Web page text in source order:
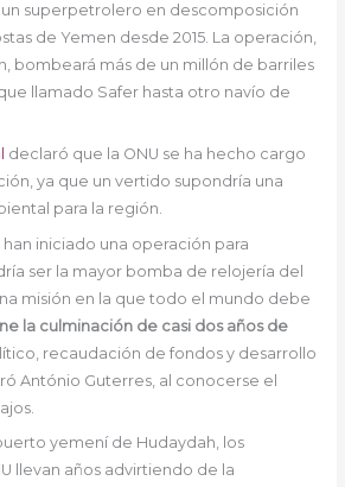
superpetrolero en descomposición
de Yemen desde 2015. La operación,
bombeará más de un millón de barriles
llamado Safer hasta otro navío de
declaró que la ONU se ha hecho cargo
ya que un vertido supondría una
para la región.
han iniciado una operación para
ser la mayor bomba de relojería del
misión en la que todo el mundo debe
la culminación de casi dos años de
recaudación de fondos y desarrollo
António Guterres, al conocerse el
yemení de Hudaydah, los
llevan años advirtiendo de la